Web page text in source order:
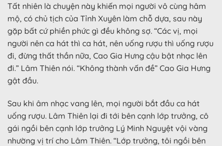
Tất nhiên là chuyện này khiến mọi người vô cùng hâm
mộ, có chủ tịch của Tỉnh Xuyên làm chỗ dựa, sau này
gặp bất cứ phiền phức gì đều không sợ. “Các vị, mọi
người nên ca hát thì ca hát, nên uống rượu thì uống rượu
đi, đừng thất thần nữa, Cao Gia Hưng cậu bật nhạc lên
đi.” Lâm Thiên nói. “Không thành vấn đề” Cao Gia Hưng
gật đầu.
Sau khi âm nhạc vang lên, mọi người bắt đầu ca hát
uống rượu. Lâm Thiên lại đi tới bên cạnh lớp trưởng, cô
gái ngồi bên cạnh lớp trưởng Lý Minh Nguyệt vội vàng
nhường vị trí cho Lâm Thiên. “Lớp trưởng, tôi ngồi bên